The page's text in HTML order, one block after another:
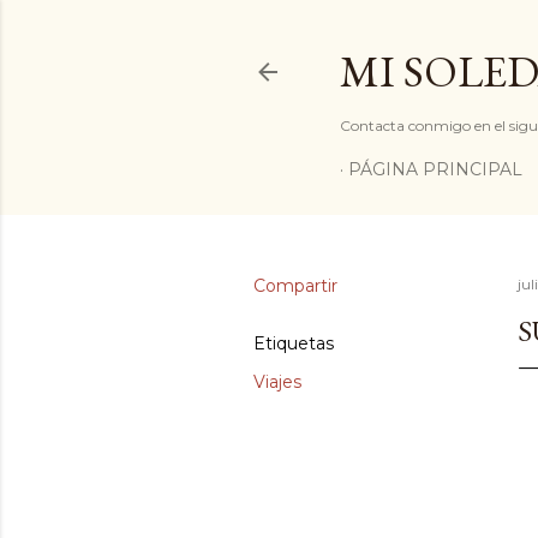
MI
Contacta conmigo en el
PÁGINA PRINCIPAL
Compartir
Etiquetas
Viajes